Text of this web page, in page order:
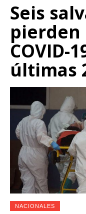
Seis
pierden
COVID-
últimas
NACIONALES